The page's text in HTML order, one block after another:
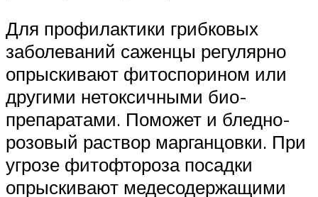
Для профилактики грибковых
заболеваний саженцы регулярно
опрыскивают фитоспорином или
другими нетоксичными био-
препаратами. Поможет и бледно-
розовый раствор марганцовки. При
угрозе фитофтороза посадки
опрыскивают медесодержащими